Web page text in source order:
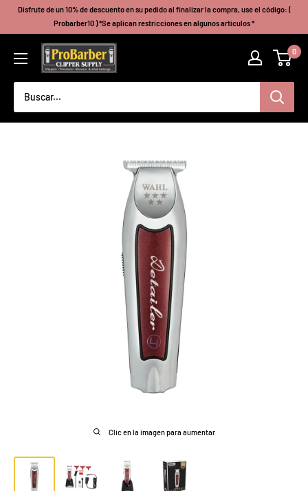
contenido
Disfrute de un 10% de descuento en su pedido al finalizar la compra, use el código: (
Probarber10 ) *Se aplican restricciones en algunos artículos *
Probarberclippersupply 0
Clic en la imagen para aumentar